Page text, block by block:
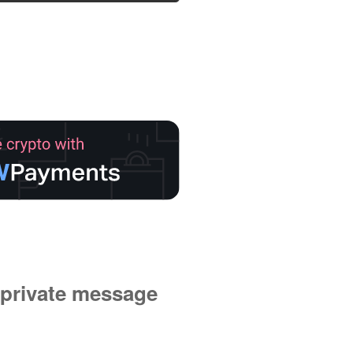
message